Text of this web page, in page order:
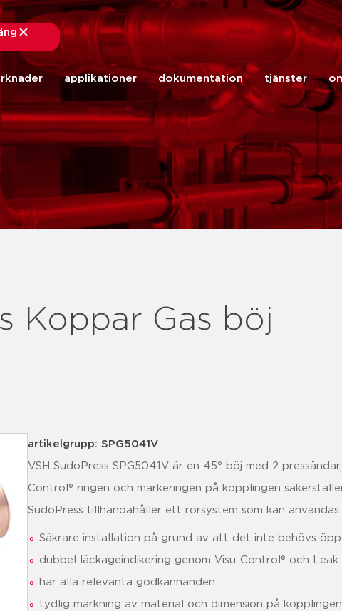
stäng
applikationer dokumentation tjänster
Koppar Gas böj
artikelgrupp: SPG5041V
VSH SudoPress SPG5041V är en 45° böj med 2
Control® ringen och markeringen på kopplingen
SudoPress tillhandahåller ett rörsystem som kan
Säkrare installation på grund av att det inte behövs
dubbel läckageindikering genom Visu-Control® och
har alla relevanta godkännanden
tydlig märkning av material och dimension på kopplingen